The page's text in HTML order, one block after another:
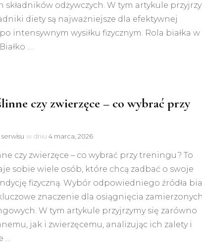
składników odżywczych. W tym artykule
diety są najważniejsze dla efektywnej
intensywnym wysiłku fizycznym. Rola białka w
…
czy zwierzęce – co wybrać przy
w dniu 4 marca, 2026
czy zwierzęce – co wybrać przy treningu? To
sobie wiele osób, które chcą zadbać o swoje
fizyczną. Wybór odpowiedniego źródła
znaczenie dla osiągnięcia zamierzonych
W tym artykule przyjrzymy się zarówno
jak i zwierzęcemu, analizując ich zalety i
…